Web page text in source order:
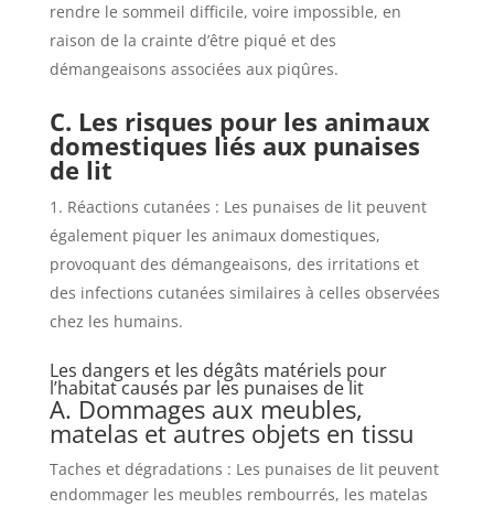
rendre le sommeil difficile, voire impossible, en
raison de la crainte d’être piqué et des
démangeaisons associées aux piqûres.
C. Les risques pour les animaux
domestiques liés aux punaises
de lit
Réactions cutanées : Les punaises de lit peuvent
également piquer les animaux domestiques,
provoquant des démangeaisons, des irritations et
des infections cutanées similaires à celles observées
chez les humains.
Les dangers et les dégâts matériels pour
l’habitat causés par les punaises de lit
A. Dommages aux meubles,
matelas et autres objets en tissu
Taches et dégradations : Les punaises de lit peuvent
endommager les meubles rembourrés, les matelas